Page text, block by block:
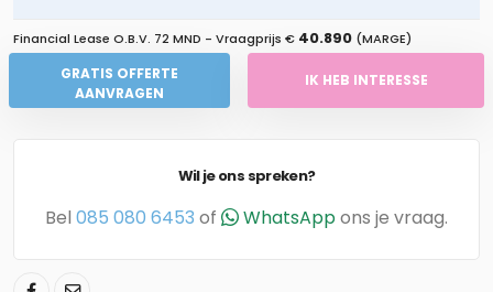
Financial Lease O.B.V. 72 MND - Vraagprijs € 40.890 (MARGE)
GRATIS OFFERTE
AANVRAGEN
IK HEB INTERESSE
Wil je ons spreken?
Bel 085 080 6453 of WhatsAppons je vraag.